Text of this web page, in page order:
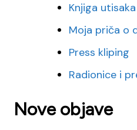
Knjiga utisaka
Moja priča o
Press kliping
Radionice i
Nove objave